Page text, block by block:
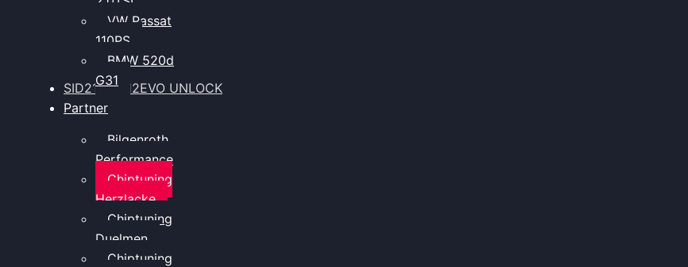
VW Passat
110PS
BMW 520d
G31
SID212 / 212EVO UNLOCK
Partner
Bilgenroth
Performance
Chiptuning
Herzlacke
Chiptuning
Duelmen
Chiptuning